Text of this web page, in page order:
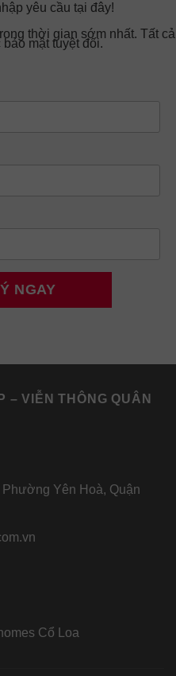
yêu cầu tại đây!
thời gian sớm nhất. Tất cả
mật tuyệt đối.
– VIỄN THÔNG QUÂN
Yên Hoà, Quận
Cổ Loa